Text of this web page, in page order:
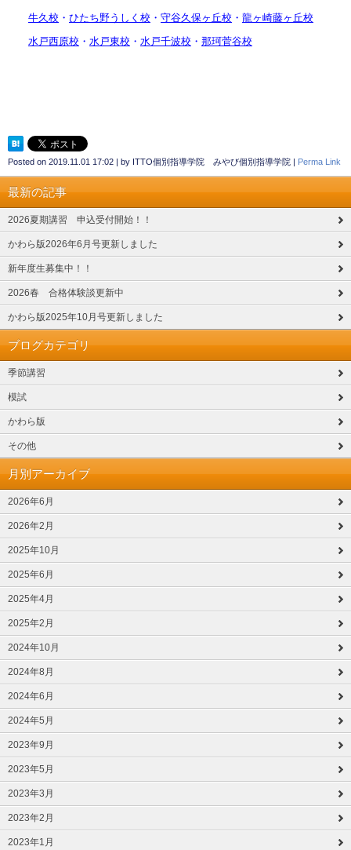
牛久校 ・ ひたち野うしく校 ・ 守谷久保ヶ丘校 ・ 龍ヶ崎藤ヶ丘校
水戸西原校 ・ 水戸東校 ・ 水戸千波校 ・ 那珂菅谷校
Posted on 2019.11.01 17:02 | by ITTO個別指導学院 みやび個別指導学院 | Perma Link
最新の記事
2026夏期講習 申込受付開始！！
かわら版2026年6月号更新しました
新年度生募集中！！
2026春 合格体験談更新中
かわら版2025年10月号更新しました
ブログカテゴリ
季節講習
模試
かわら版
その他
月別アーカイブ
2026年6月
2026年2月
2025年10月
2025年6月
2025年4月
2025年2月
2024年10月
2024年8月
2024年6月
2024年5月
2023年9月
2023年5月
2023年3月
2023年2月
2023年1月